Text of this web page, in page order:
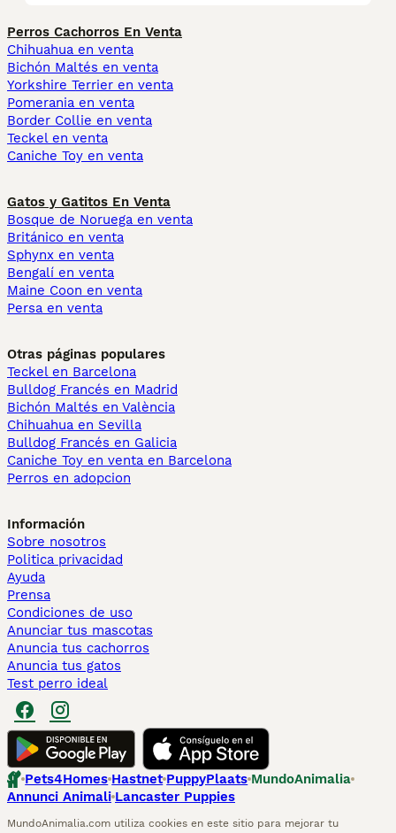
Perros Cachorros En Venta
Chihuahua en venta
Bichón Maltés en venta
Yorkshire Terrier en venta
Pomerania en venta
Border Collie en venta
Teckel en venta
Caniche Toy en venta
Gatos y Gatitos En Venta
Bosque de Noruega en venta
Británico en venta
Sphynx en venta
Bengalí en venta
Maine Coon en venta
Persa en venta
Otras páginas populares
Teckel en Barcelona
Bulldog Francés en Madrid
Bichón Maltés en València
Chihuahua en Sevilla
Bulldog Francés en Galicia
Caniche Toy en venta en Barcelona
Perros en adopcion
Información
Sobre nosotros
Politica privacidad
Ayuda
Prensa
Condiciones de uso
Anunciar tus mascotas
Anuncia tus cachorros
Anuncia tus gatos
Test perro ideal
Pets4Homes Hastnet PuppyPlaats MundoAnimalia
Annunci Animali Lancaster Puppies
MundoAnimalia.com utiliza cookies en este sitio para mejorar tu